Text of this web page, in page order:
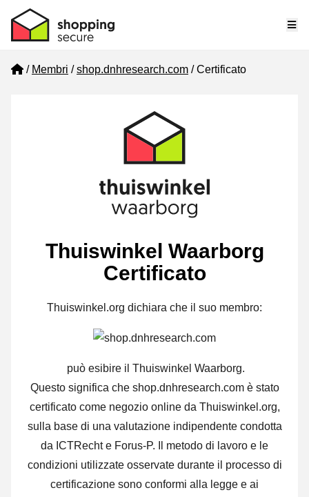
Home
Membri shop.dnhresearch.com Certificato
Thuiswinkel Waarborg
Certificato
Thuiswinkel.org dichiara che il suo membro:
può esibire il Thuiswinkel Waarborg.
Questo significa che shop.dnhresearch.com è stato
certificato come negozio online da Thuiswinkel.org,
sulla base di una valutazione indipendente condotta
da ICTRecht e Forus-P. Il metodo di lavoro e le
condizioni utilizzate osservate durante il processo di
certificazione sono conformi alla legge e ai